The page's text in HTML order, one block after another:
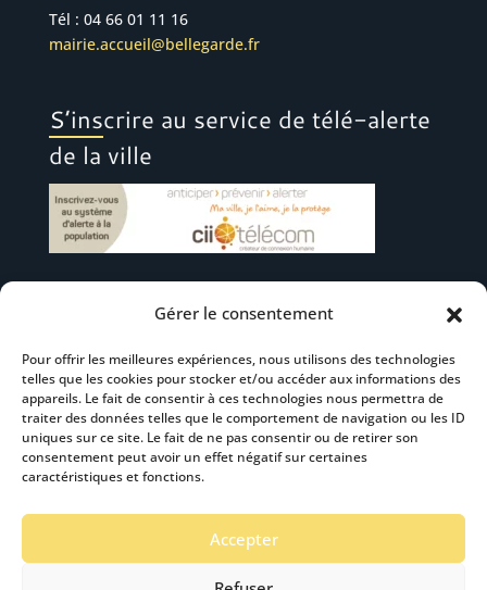
Gérer le consentement
Pour offrir les meilleures expériences, nous utilisons des technologies
telles que les cookies pour stocker et/ou accéder aux informations des
appareils. Le fait de consentir à ces technologies nous permettra de
traiter des données telles que le comportement de navigation ou les ID
uniques sur ce site. Le fait de ne pas consentir ou de retirer son
consentement peut avoir un effet négatif sur certaines
caractéristiques et fonctions.
Accepter
Tél : 04 66 01 11 16
mairie.accueil@bellegarde.fr
S’inscrire au service de télé-alerte
de la ville
Suivez-nous
S’abonner à la newsletter